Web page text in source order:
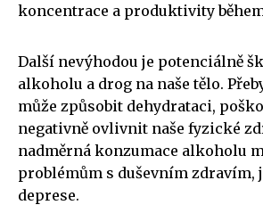
koncentrace a produktivity
Další nevýhodou je potenciálně
alkoholu a drog na naše tělo.
může způsobit dehydrataci,
negativně ovlivnit naše fyzické
nadměrná konzumace alkoholu
problémům s duševním zdravím,
deprese.